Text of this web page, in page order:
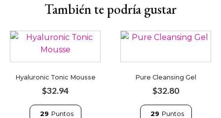
También te podría gustar
Hyaluronic Tonic Mousse
$32.94
29 Puntos
Pure Cleansing Gel
$32.80
29 Puntos